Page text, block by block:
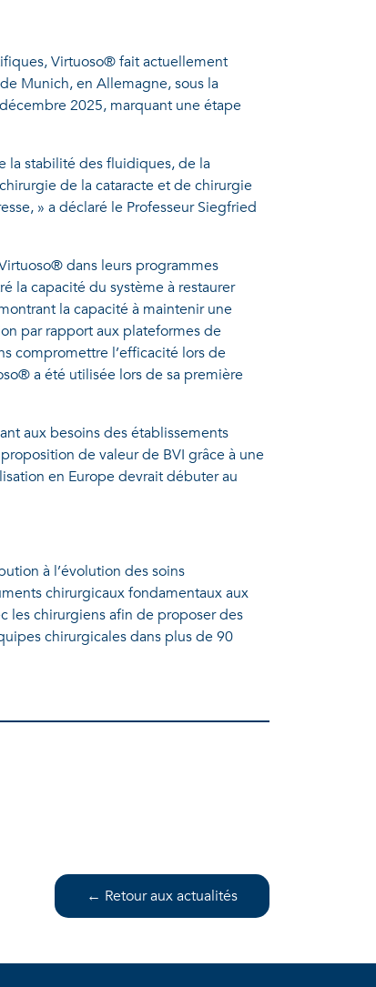
Virtuoso® fait actuellement
Munich, en Allemagne, sous la
2025, marquant une étape
la stabilité des fluidiques, de la
de la cataracte et de chirurgie
» a déclaré le Professeur Siegfried
dans leurs programmes
la capacité du système à restaurer
la capacité à maintenir une
par rapport aux plateformes de
compromettre l’efficacité lors de
a été utilisée lors de sa première
aux besoins des établissements
de valeur de BVI grâce à une
en Europe devrait débuter au
à l’évolution des soins
chirurgicaux fondamentaux aux
les chirurgiens afin de proposer des
chirurgicales dans plus de 90
← Retour aux actualités